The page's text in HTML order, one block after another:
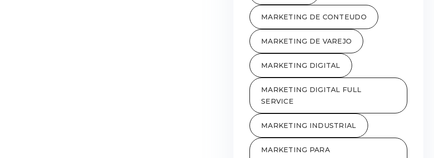
MARKETING DE CONTEUDO
MARKETING DE VAREJO
MARKETING DIGITAL
MARKETING DIGITAL FULL
SERVICE
MARKETING INDUSTRIAL
MARKETING PARA